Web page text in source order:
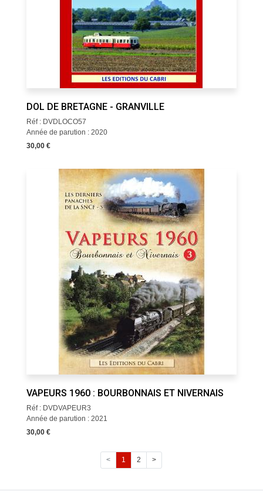
DOL DE BRETAGNE - GRANVILLE
Réf : DVDLOCO57
Année de parution : 2020
30,00 €
VAPEURS 1960 : BOURBONNAIS ET NIVERNAIS
Réf : DVDVAPEUR3
Année de parution : 2021
30,00 €
< 1 2 >